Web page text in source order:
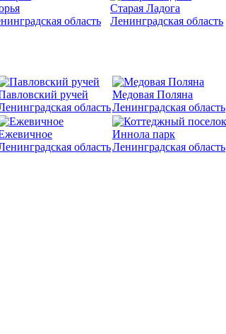
область
Старая Ладога
Ленинградская область
ручей
область
Медовая Поляна
Ленинградская область
область
Иннола парк
Ленинградская область